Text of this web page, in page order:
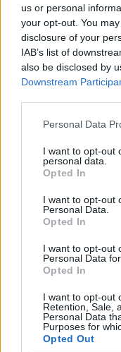
us or personal
your opt-out. You
disclosure of your
IAB’s list of
also be disclosed by
Downstream
Personal Data
I want to opt-out
personal data.
Opted In
I want to opt-out
Personal Data.
Opted In
I want to opt-out
Personal Data
Opted In
I want to opt-out
Retention, Sale,
Personal Data
Purposes for
Opted Out
Add
ΣΤΗΝ ΙΔΙΑ
Δικογραφία σε
Το αυτοκίνητο
περίφραξη και
μπάρες – Ο οδηγός
εγκατέλειψε το
ΕΚΠΑΙΔΕΥΣΗ
Εκπαιδευτικοί
ΓΕΛ Μυτιλήνης σε
Επιμόρφωση σε
παιδαγωγικές
εφαρμογές
και πρακτικές
εκπαίδευσης